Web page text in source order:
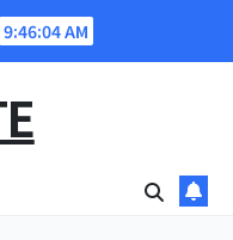
9:46:05 AM